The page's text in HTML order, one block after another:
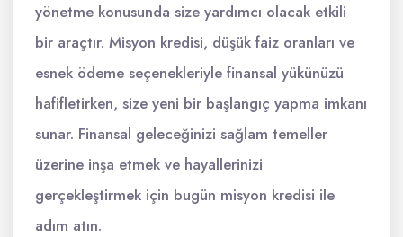
yönetme konusunda size yardımcı olacak etkili
bir araçtır. Misyon kredisi, düşük faiz oranları ve
esnek ödeme seçenekleriyle finansal yükünüzü
hafifletirken, size yeni bir başlangıç yapma imkanı
sunar. Finansal geleceğinizi sağlam temeller
üzerine inşa etmek ve hayallerinizi
gerçekleştirmek için bugün misyon kredisi ile
adım atın.